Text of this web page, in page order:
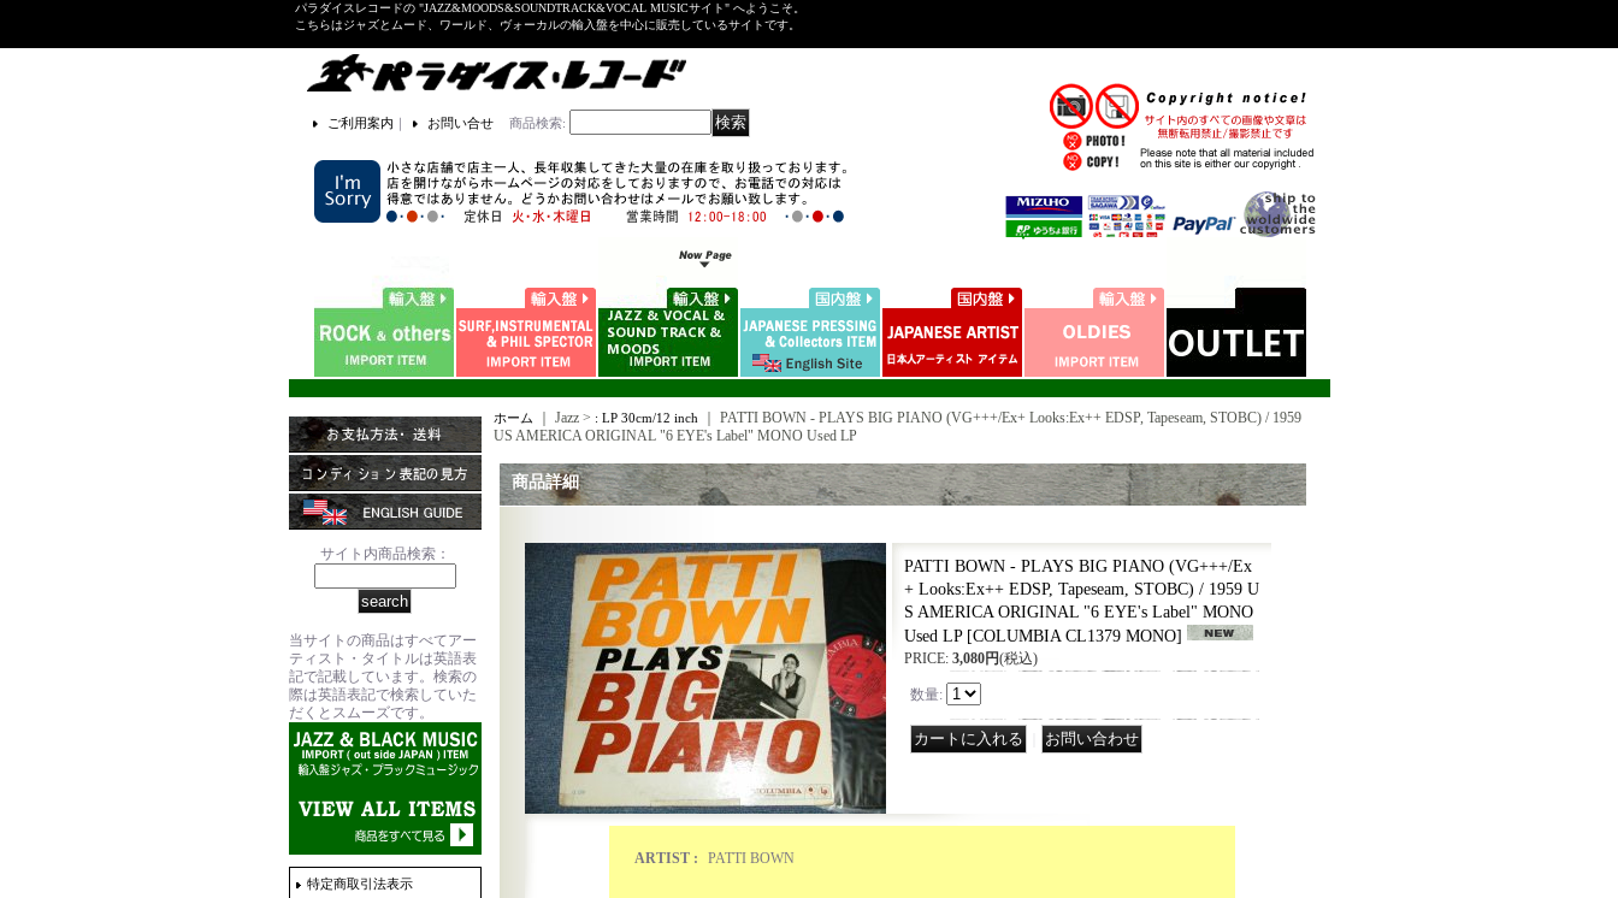
パラダイスレコードの "JAZZ&MOODS&SOUNDTRACK&VOCAL MUSICサイト" へようこそ。
こちらはジャズとムード、ワールド、ヴォーカルの輸入盤を中心に販売しているサイトです。
ご利用案内 ｜ お問い合せ 商品検索:
サイト内商品検索：
当サイトの商品はすべてアー
ティスト・タイトルは英語表
記で記載しています。検索の
際は英語表記で検索していた
だくとスムーズです。
特定商取引法表示
ホーム ｜ Jazz > : LP 30cm/12 inch｜ PATTI BOWN - PLAYS BIG PIANO (VG+++/Ex+ Looks:Ex++ EDSP, Tapeseam, STOBC) / 1959
US AMERICA ORIGINAL "6 EYE's Label" MONO Used LP
商品詳細
PATTI BOWN - PLAYS BIG PIANO (VG+++/Ex
+ Looks:Ex++ EDSP, Tapeseam, STOBC) / 1959 U
S AMERICA ORIGINAL "6 EYE's Label" MONO
Used LP [COLUMBIA CL1379 MONO]
PRICE: 3,080円(税込)
数量:
ARTIST : PATTI BOWN